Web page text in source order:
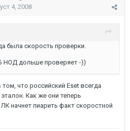
4, 2008
была скорость проверки.
НОД дольше проверяет -))
что российский Eset всегда
Как же они теперь
начнет пиарить факт скоростной